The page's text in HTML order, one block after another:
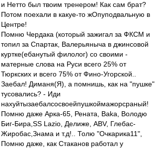
и Нетто был твоим тренером! Как сам брат?
Потом поехали в какуе-то жОпуподвальную в
Центре!
Помню Чердака (который зажигал за ФКСМ и
топил за Спартак, Валерьяныча в джинсовой
куртке(ебанутый филолог) со своими -
матерные cлова на Руси всего 25% от
Тюркских и всего 75% от Фино-Угорской..
Заебал! Диманя(Я), а помнишь, как на "пушке"
тусовались? - Иди
нахуйтызаебалсосвоейпушкоймажорсраный!
Помню даже Арка-65, Рената, Baka, Володю
Биг-Бира,SS Lazio, Делиже, ABV, Глебас-
Жиробас,Знама и т.д!.. Толю "Очкарика11",
Помню даже, как Стаканов работал у